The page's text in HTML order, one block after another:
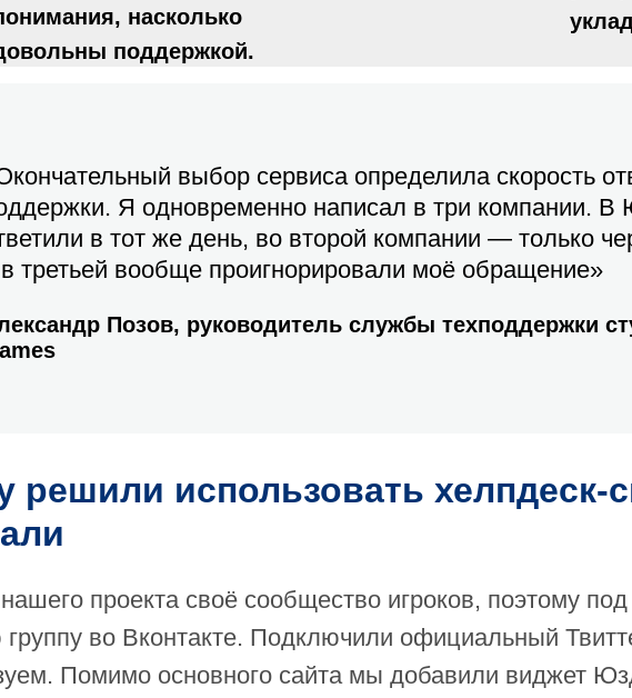
насколько
поддержкой.
выбор сервиса определила скорость
Я одновременно написал в три компании. В
в тот же день, во второй компании — только
третьей вообще проигнорировали моё обращение»
Позов, руководитель службы техподдержки
решили использовать хелпдеск-
проекта своё сообщество игроков, поэтому
группу во Вконтакте. Подключили официальный
Помимо основного сайта мы добавили виджет